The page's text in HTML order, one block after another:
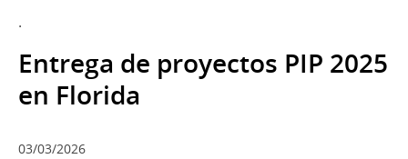
.
Entrega de proyectos PIP 2025
en Florida
03/03/2026